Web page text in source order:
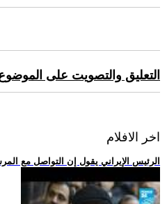
التعليق والتصويت على
اخر الافلام
.. الرئيس الإيراني يقول إن التواصل مع